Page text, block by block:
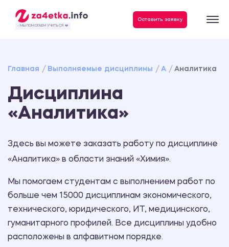
- МЫ ПОМОГАЕМ УЧИТЬСЯ ❤️
Оставить заявку
Главная Выполняемые дисциплины А Аналитика
Дисциплина
«Аналитика»
Здесь вы можете заказать работу по дисциплине
«Аналитика» в области знаний «Химия».
Мы помогаем студентам с выполнением работ по
больше чем 15000 дисциплинам экономического,
технического, юридического, ИТ, медицинского,
гуманитарного профилей. Все дисциплины удобно
расположены в алфавитном порядке.